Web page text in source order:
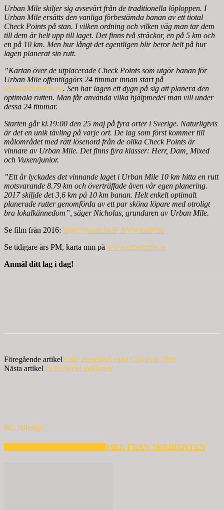
Urban Mile skiljer sig avsevärt från de traditionella löploppen. I
Urban Mile ersätts den vanliga förbestämda banan av ett tiotal
Check Points på stan. I vilken ordning och vilken väg man tar dem
till dem är helt upp till laget. Det finns två sträckor, en på 5 km och
en på 10 km. Men hur långt det egentligen blir beror helt på hur
lagen planerat sin rutt.
”Kartan över de utplacerade Check Points som utgör banan för
Urban Mile offentliggörs 24 timmar innan start på
www.urbanmile.se. Sen har lagen ett dygn på sig att planera den
optimala rutten. Man får använda vilka hjälpmedel man vill under
dessa 24 timmar.
Starten går kl.19:00 den 25 maj på fyra orter i Sverige. Naturligtvis
är det en unik tävling på varje ort. De lag som först kommer till
målområdet med rätt lösenord från de olika Check Points är
vinnare av Urban Mile. Det finns fyra klasser: Herr, Dam, Mixed
och Vuxen/junior.
”Ett år lyckades det vinnande laget i Urban Mile 10 km hitta en rutt
motsvarande 8.79 km och överträffade även vår egen planering.
2017 skiljde det 3,6 km på 10 km banan. Helt enkelt optimalt
planerade rutter genomförda av ett par sköna löpare med otroligt
bra lokalkännedom”, säger Nicholas, grundaren av Urban Mile.
Se film från 2016: https://youtu.be/9_SVWmzB0Io
Se tidigare års PM, karta mm på www.urbanmile.se
Anmäl ditt lag i dag!
Föregående artikelKalle Berglund vann Carlsbad 5000
Nästa artikelEn tredjedel avklarade
BG Nilensjö
MER FRÅN SKRIBENTEN